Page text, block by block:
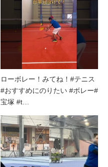
ローボレー！みてね！#テニス
#おすすめにのりたい #ボレー#
宝塚 #t…